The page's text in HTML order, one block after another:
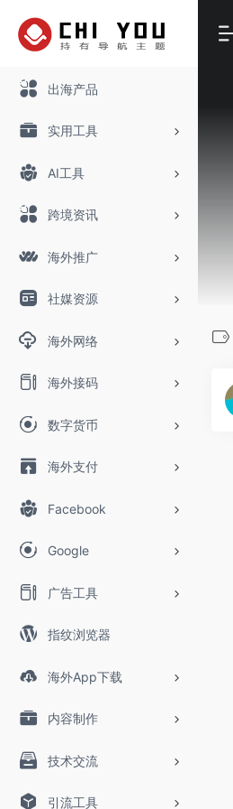
出海产品
实用工具
AI工具
跨境资讯
海外推广
社媒资源
海外网络
海外接码
数字货币
海外支付
Facebook
Google
广告工具
指纹浏览器
海外App下载
内容制作
技术交流
引流工具